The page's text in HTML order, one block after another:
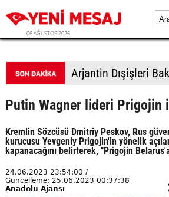
06 AĞUSTOS 2026
Putin Wagner lideri Prigojin
Kremlin Sözcüsü Dmitriy Peskov, Rus
kurucusu Yevgeniy Prigojin'in yönelik
kapanacağını belirterek, "Prigojin
24.06.2023 23:54:00 /
Güncelleme: 25.06.2023 00:37:38
Anadolu Ajansı